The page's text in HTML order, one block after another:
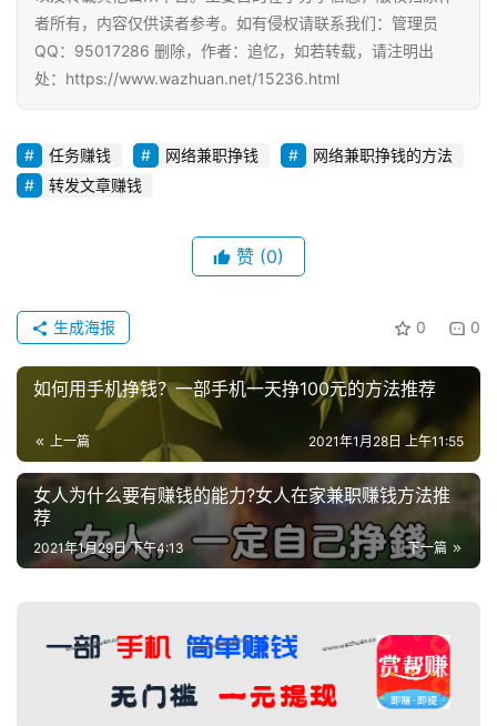
者所有，内容仅供读者参考。如有侵权请联系我们：管理员
QQ：95017286 删除，作者：追忆，如若转载，请注明出
处：https://www.wazhuan.net/15236.html
任务赚钱 网络兼职挣钱
网络兼职挣钱的方法
转发文章赚钱
赞 (0)
0 0
生成海报
如何用手机挣钱？一部手机一天挣100元的方法推荐
上一篇 2021年1月28日 上午11:55
女人为什么要有赚钱的能力?女人在家兼职赚钱方法推
荐
下一篇
2021年1月29日 下午4:13